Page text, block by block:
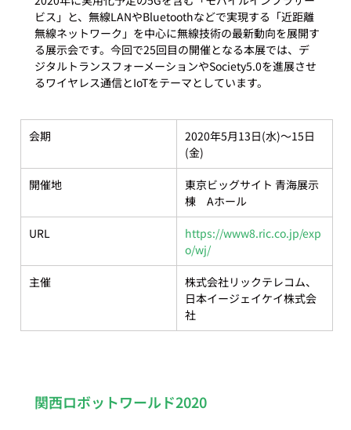
ビス」と、無線LANやBluetoothなどで実現する「近距離
無線ネットワーク」を中心に無線技術の最新動向を展開す
る展示会です。今回で25回目の開催となる本展では、デ
ジタルトランスフォーメーションやSociety5.0を進展させ
会期
2020年5月13日(水)～15日
(金)
開催地
東京ビッグサイト 青海展示
棟　Aホール
URL
https://www8.ric.co.jp/exp
o/wj/
主催
株式会社リックテレコム、
日本イージェイケイ株式会
社
関西ロボットワールド2020